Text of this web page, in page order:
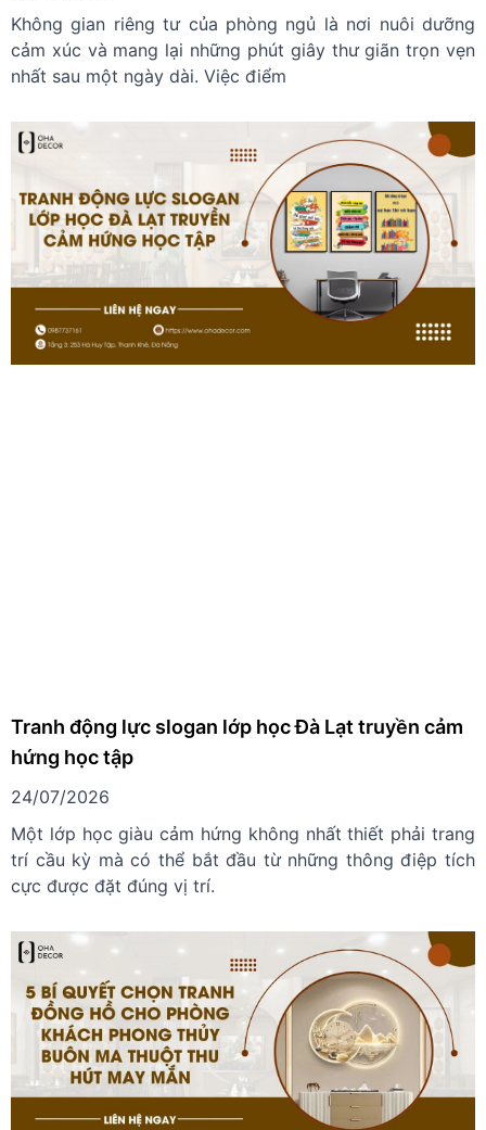
Không gian riêng tư của phòng ngủ là nơi nuôi dưỡng
cảm xúc và mang lại những phút giây thư giãn trọn vẹn
nhất sau một ngày dài. Việc điểm
Tranh động lực slogan lớp học Đà Lạt truyền cảm
hứng học tập
24/07/2026
Một lớp học giàu cảm hứng không nhất thiết phải trang
trí cầu kỳ mà có thể bắt đầu từ những thông điệp tích
cực được đặt đúng vị trí.